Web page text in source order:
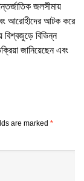
জলসীমায়
আরোহীদের আটক করে
বিশ্বজুড়ে বিভিন্ন
জানিয়েছেন এবং
are marked *